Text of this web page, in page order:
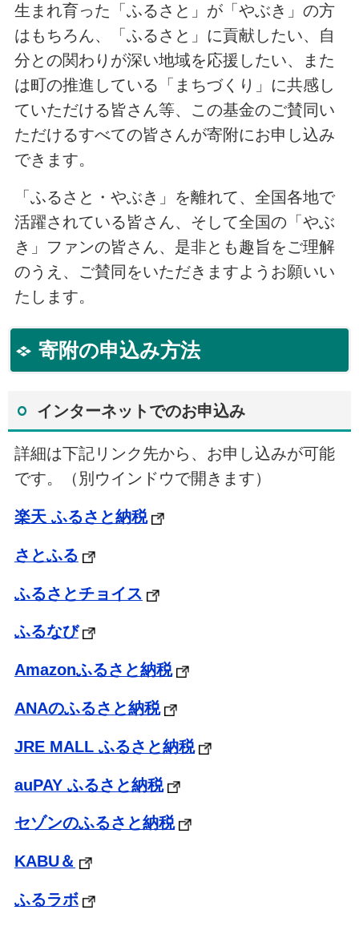
生まれ育った「ふるさと」が「やぶき」の方
はもちろん、「ふるさと」に貢献したい、自
分との関わりが深い地域を応援したい、また
は町の推進している「まちづくり」に共感し
ていただける皆さん等、この基金のご賛同い
ただけるすべての皆さんが寄附にお申し込み
できます。
「ふるさと・やぶき」を離れて、全国各地で
活躍されている皆さん、そして全国の「やぶ
き」ファンの皆さん、是非とも趣旨をご理解
のうえ、ご賛同をいただきますようお願いい
たします。
寄附の申込み方法
インターネットでのお申込み
詳細は下記リンク先から、お申し込みが可能
です。（別ウインドウで開きます）
楽天 ふるさと納税
さとふる
ふるさとチョイス
ふるなび
Amazonふるさと納税
ANAのふるさと納税
JRE MALL ふるさと納税
auPAY ふるさと納税
セゾンのふるさと納税
KABU＆
ふるラボ